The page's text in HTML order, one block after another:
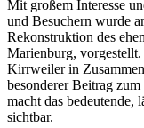
Mit großem Interesse
und Besuchern wurde
Rekonstruktion des
Marienburg,
Kirrweiler in
besonderer Beitrag
macht das bedeutende,
sichtbar.